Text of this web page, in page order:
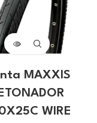
MAXXIS
WIRE